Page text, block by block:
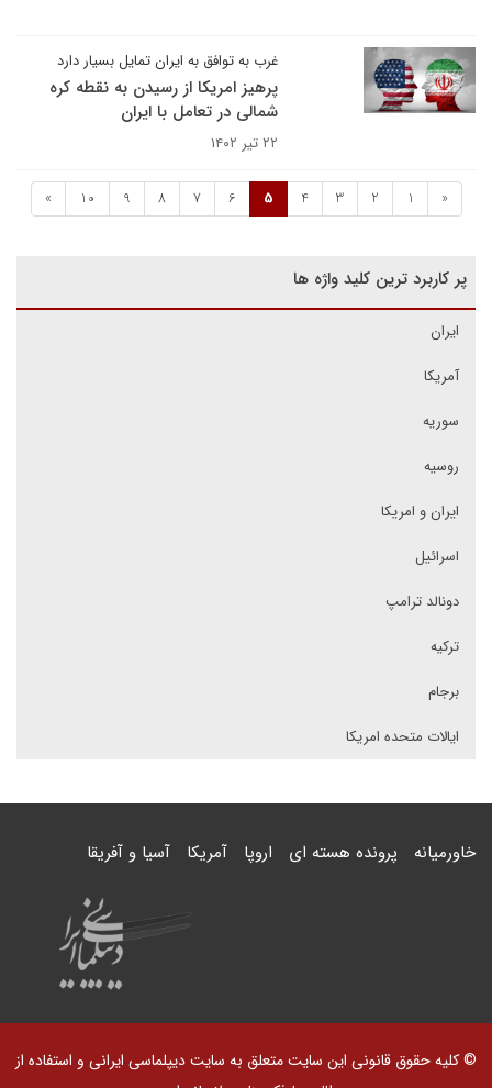
غرب به توافق به ایران تمایل بسیار دارد
پرهیز امریکا از رسیدن به نقطه کره
شمالی در تعامل با ایران
۲۲ تیر ۱۴۰۲
«
1
2
3
4
5
6
7
8
9
10
»
پر کاربرد ترین کلید واژه ها
ایران
آمریکا
سوریه
روسیه
ایران و امریکا
اسرائیل
دونالد ترامپ
ترکیه
برجام
ایالات متحده امریکا
خاورمیانه پرونده هسته ای اروپا آمریکا آسیا و آفریقا
© کلیه حقوق قانونی این سایت متعلق به سایت دیپلماسی ایرانی و استفاده از